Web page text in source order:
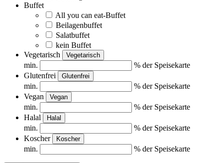
Buffet
All you can eat-Buffet
Beilagenbuffet
Salatbuffet
kein Buffet
Vegetarisch
Vegetarisch
min.
% der Speisekarte
Glutenfrei
Glutenfrei
min.
% der Speisekarte
Vegan
Vegan
min.
% der Speisekarte
Halal
Halal
min.
% der Speisekarte
Koscher
Koscher
min. % der Speisekarte